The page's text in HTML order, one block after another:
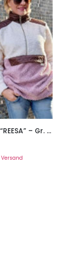
PAPIERSCHNITTMUSTER, Troyer Pullover “REESA” – Gr. 158 – Damengr. 46
Versand